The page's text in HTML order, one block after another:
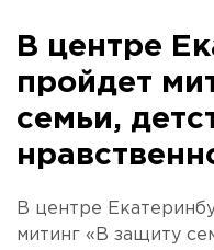
В центре
пройдет
семьи,
В центре
митинг «В защиту